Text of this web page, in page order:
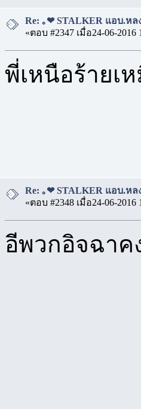
Re: ｡❤ STALKER แอบ.หล
«ตอบ #2347 เมื่อ24-06-2016
พี่เหนือร้ายเ
Re: ｡❤ STALKER แอบ.หล
«ตอบ #2348 เมื่อ24-06-2016
อีพวกอิจฉาค